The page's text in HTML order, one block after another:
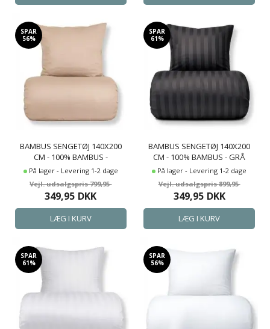
SPAR
56%
BAMBUS SENGETØJ 140X200
CM - 100% BAMBUS -
CHAMPAGNE FARVET
SATINVÆVET
På lager - Levering 1-2 dage
799,95
349,95 DKK
SPAR
61%
BAMBUS SENGETØJ 140X200
CM - 100% BAMBUS - GRÅ
JACQUARDVÆVET STRIBER
På lager - Levering 1-2 dage
899,95
349,95 DKK
SPAR
61%
SPAR
56%